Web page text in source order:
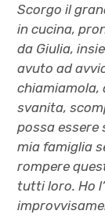
Scorgo il
in cucina,
da Giulia,
avuto ad
chiamiamola,
svanita,
possa essere
mia famiglia
rompere
tutti loro. Ho